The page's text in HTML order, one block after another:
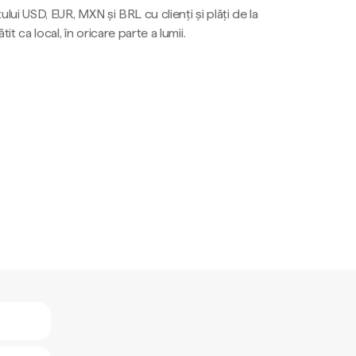
USD, EUR, MXN și BRL cu clienți și plăți de la
ca local, în oricare parte a lumii.